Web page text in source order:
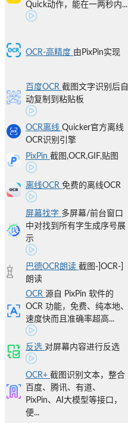
Quick动作，能在一两秒内...
OCR-高精度 由PixPin实现
百度OCR 截图文字识别后自
动复制到粘贴板
OCR离线 Quicker官方离线
OCR识别引擎
PixPin 截图,OCR,GIF,贴图
离线OCR 免费的离线OCR
屏幕找字 多屏幕/前台窗口
中对找到所有字生成序号展
示
巴德OCR朗读 截图-]OCR-]
朗读
OCR 源自 PixPin 软件的
OCR 功能，免费、纯本地、
速度快而且准确率超高...
反选 对屏幕内容进行反选
OCR+ 截图识别文本，整合
百度、腾讯、有道、
PixPin、AI大模型等接口，
便...